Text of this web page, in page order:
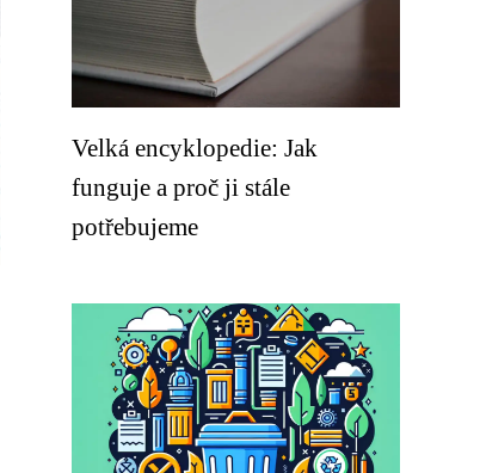
Velká encyklopedie: Jak
funguje a proč ji stále
potřebujeme